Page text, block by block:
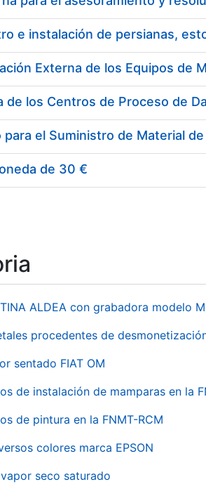
e instalación de persianas,
de 30 €
ALDEA con grabadora modelo
procedentes de
sentado FIAT OM
de instalación de mamparas en la
de pintura en la FNMT-RCM
colores marca EPSON
seco saturado